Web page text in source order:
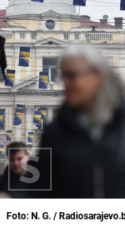
Foto: N. G. /